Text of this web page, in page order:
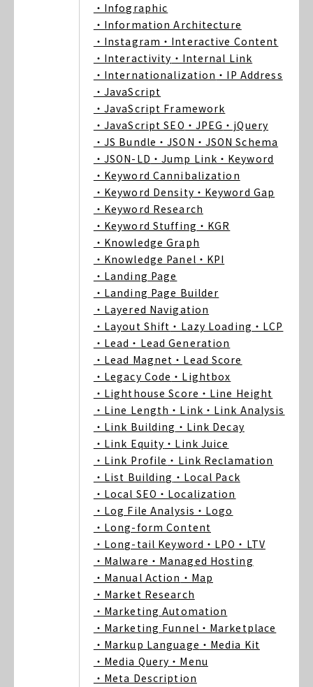
・Infographic
・Information Architecture
・Instagram ・Interactive Content
・Interactivity ・Internal Link
・Internationalization ・IP Address
・JavaScript
・JavaScript Framework
・JavaScript SEO ・JPEG ・jQuery
・JS Bundle ・JSON ・JSON Schema
・JSON-LD ・Jump Link ・Keyword
・Keyword Cannibalization
・Keyword Density ・Keyword Gap
・Keyword Research
・Keyword Stuffing ・KGR
・Knowledge Graph
・Knowledge Panel ・KPI
・Landing Page
・Landing Page Builder
・Layered Navigation
・Layout Shift ・Lazy Loading ・LCP
・Lead ・Lead Generation
・Lead Magnet ・Lead Score
・Legacy Code ・Lightbox
・Lighthouse Score ・Line Height
・Line Length ・Link ・Link Analysis
・Link Building ・Link Decay
・Link Equity ・Link Juice
・Link Profile ・Link Reclamation
・List Building ・Local Pack
・Local SEO ・Localization
・Log File Analysis ・Logo
・Long-form Content
・Long-tail Keyword ・LPO ・LTV
・Malware ・Managed Hosting
・Manual Action ・Map
・Market Research
・Marketing Automation
・Marketing Funnel ・Marketplace
・Markup Language ・Media Kit
・Media Query ・Menu
・Meta Description